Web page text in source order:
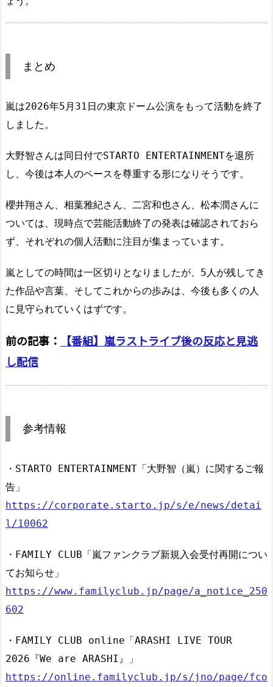
まとめ
嵐は2026年5月31日の東京ドーム公演をもって活動を終了
しました。
大野智さんは同日付でSTARTO ENTERTAINMENTを退所
し、今後は本人のペースを尊重する形になりそうです。
櫻井翔さん、相葉雅紀さん、二宮和也さん、松本潤さんに
ついては、現時点で芸能活動終了の発表は確認されておら
ず、それぞれの個人活動に注目が集まっています。
嵐としての時間は一区切りとなりましたが、5人が残してき
た作品や言葉、そしてこれからの歩みは、今後も多くの人
に見守られていくはずです。
前の記事：
【番組】嵐ラストライブ後の反応と見逃
し配信
参考情報
・STARTO ENTERTAINMENT「大野智（嵐）に関するご報
告」
https://corporate.starto.jp/s/e/news/detai
l/10062
・FAMILY CLUB「嵐ファンクラブ新規入会受付再開につい
てお知らせ」
https://www.familyclub.jp/page/a_notice_250
602
・FAMILY CLUB online「ARASHI LIVE TOUR
2026『We are ARASHI』」
https://online.familyclub.jp/s/jno/page/fco